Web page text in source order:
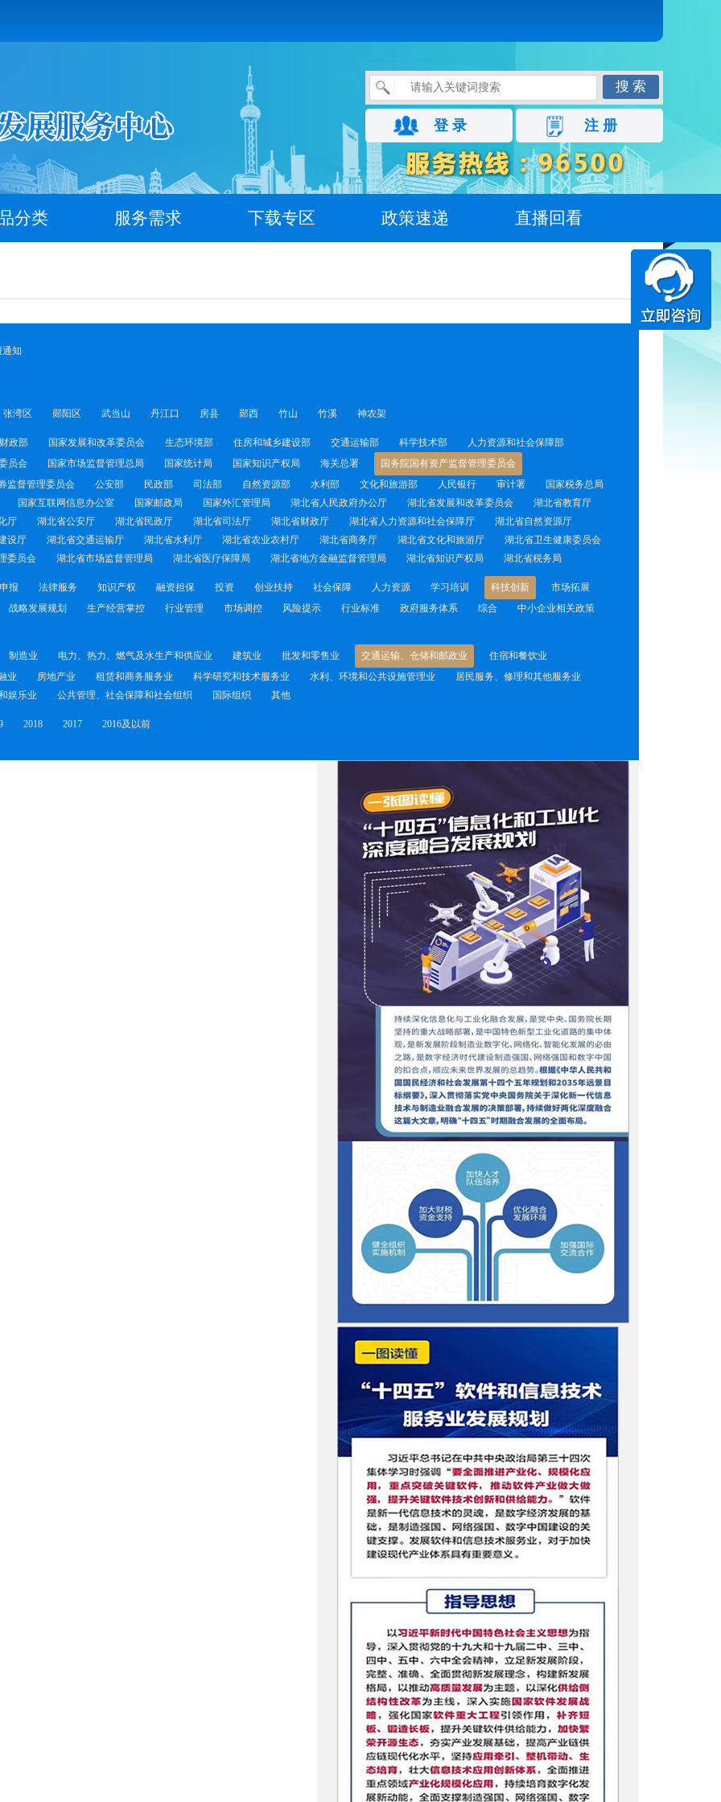
搜 索
登 录 注 册
分类 服务需求 下载专区 政策速递 直播回看
通知
张湾区 郧阳区 武当山 丹江口 房县 郧西 竹山 竹溪 神农架
财政部 国家发展和改革委员会 生态环境部 住房和城乡建设部 交通运输部 科学技术部
人力资源和社会保障部
员会 国家市场监督管理总局 国家统计局 国家知识产权局 海关总署
国务院国有资产监督管理委员会
监督管理委员会 公安部 民政部 司法部 自然资源部 水利部 文化和旅游部 人民银行 审计署
国家税务总局
国家互联网信息办公室 国家邮政局 国家外汇管理局 湖北省人民政府办公厅 湖北省发展和改革委员会
湖北省教育厅
厅 湖北省公安厅 湖北省民政厅 湖北省司法厅 湖北省财政厅 湖北省人力资源和社会保障厅
湖北省自然资源厅
设厅 湖北省交通运输厅 湖北省水利厅 湖北省农业农村厅 湖北省商务厅 湖北省文化和旅游厅
湖北省卫生健康委员会
委员会 湖北省市场监督管理局 湖北省医疗保障局 湖北省地方金融监督管理局 湖北省知识产权局 湖北省税务局
报 法律服务 知识产权 融资担保 投资 创业扶持 社会保障 人力资源 学习培训 科技创新
市场拓展
战略发展规划 生产经营掌控 行业管理 市场调控 风险提示 行业标准 政府服务体系 综合
中小企业相关政策
制造业 电力、热力、燃气及水生产和供应业 建筑业 批发和零售业 交通运输、仓储和邮政业
住宿和餐饮业
业 房地产业 租赁和商务服务业 科学研究和技术服务业 水利、环境和公共设施管理业
居民服务、修理和其他服务业
娱乐业 公共管理、社会保障和社会组织 国际组织 其他
2018 2017 2016及以前